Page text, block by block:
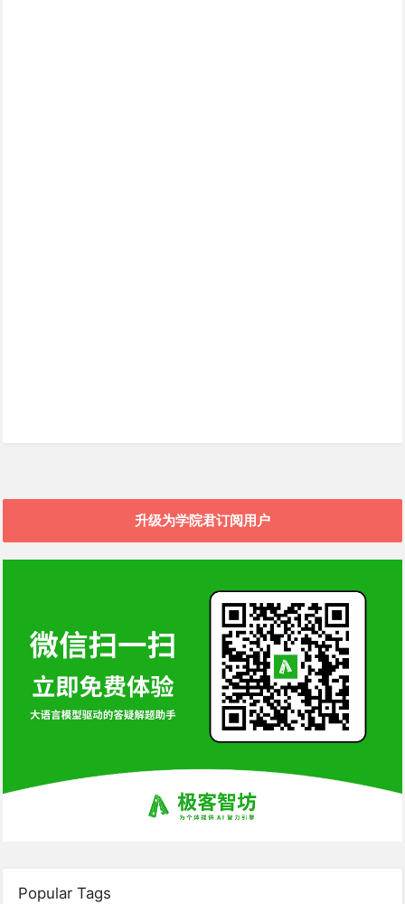
升级为学院君订阅用户
Popular Tags